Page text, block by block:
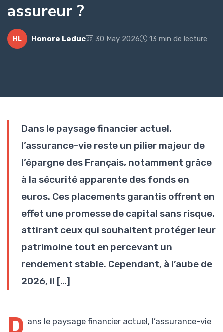
assureur ?
HL Honore Leduc 30 May 2026 13 min de lecture
Dans le paysage financier actuel,
l’assurance-vie reste un pilier majeur de
l’épargne des Français, notamment grâce
à la sécurité apparente des fonds en
euros. Ces placements garantis offrent en
effet une promesse de capital sans risque,
attirant ceux qui souhaitent protéger leur
patrimoine tout en percevant un
rendement stable. Cependant, à l’aube de
2026, il […]
D ans le paysage financier actuel, l’assurance-vie